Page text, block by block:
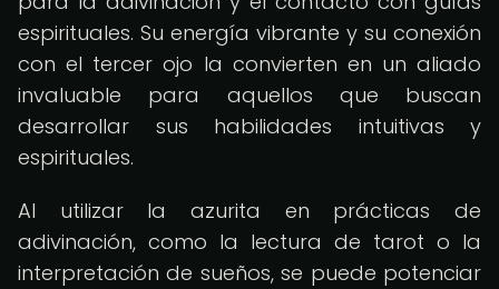
espirituales. Su energía vibrante y su conexión
con el tercer ojo la convierten en un aliado
invaluable para aquellos que buscan
desarrollar sus habilidades intuitivas y
espirituales.
Al utilizar la azurita en prácticas de
adivinación, como la lectura de tarot o la
interpretación de sueños, se puede potenciar